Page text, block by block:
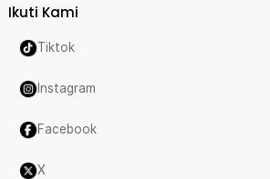
Ikuti Kami
Tiktok
Instagram
Facebook
X